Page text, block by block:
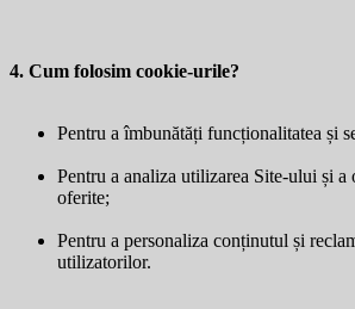
4. Cum folosim cookie-urile?
Pentru a îmbunătăți funcționalitatea și
Pentru a analiza utilizarea Site-ului și
oferite;
Pentru a personaliza conținutul și
utilizatorilor.